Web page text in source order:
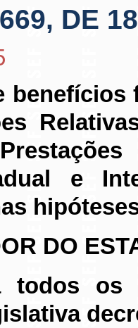
DE
e
DO
todos os